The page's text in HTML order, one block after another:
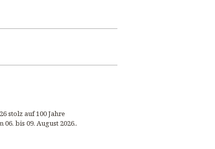
stolz auf 100 Jahre
bis 09. August 2026..